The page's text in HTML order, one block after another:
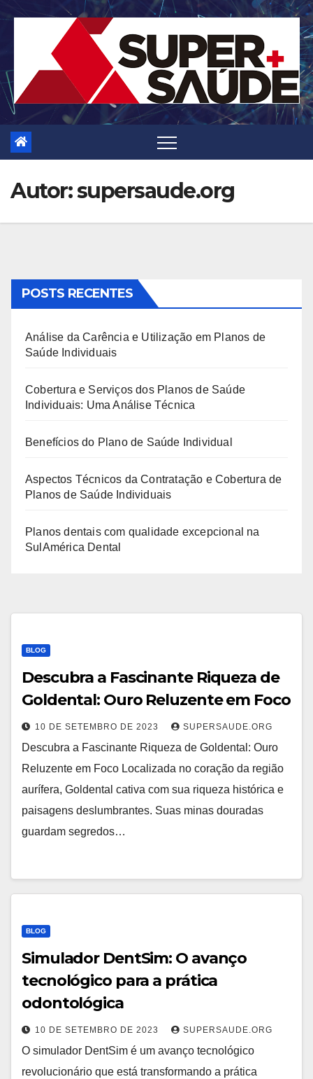
Autor:supersaude.org
POSTS RECENTES
Análise da Carência e Utilização em Planos de
Saúde Individuais
Cobertura e Serviços dos Planos de Saúde
Individuais: Uma Análise Técnica
Benefícios do Plano de Saúde Individual
Aspectos Técnicos da Contratação e Cobertura de
Planos de Saúde Individuais
Planos dentais com qualidade excepcional na
SulAmérica Dental
BLOG
Descubra a Fascinante Riqueza de
Goldental: Ouro Reluzente em Foco
10 DE SETEMBRO DE 2023 SUPERSAUDE.ORG
Descubra a Fascinante Riqueza de Goldental: Ouro
Reluzente em Foco Localizada no coração da região
aurífera, Goldental cativa com sua riqueza histórica e
paisagens deslumbrantes. Suas minas douradas
guardam segredos…
BLOG
Simulador DentSim: O avanço
tecnológico para a prática
odontológica
10 DE SETEMBRO DE 2023 SUPERSAUDE.ORG
O simulador DentSim é um avanço tecnológico
revolucionário que está transformando a prática